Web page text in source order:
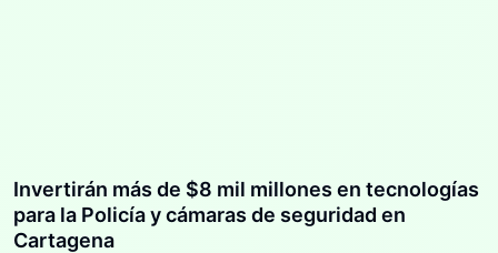
Invertirán más de $8 mil millones en tecnologías
para la Policía y cámaras de seguridad en
Cartagena